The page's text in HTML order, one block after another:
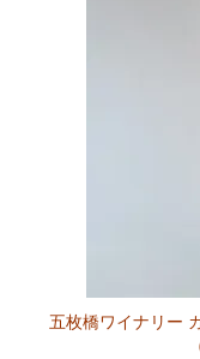
五枚橋ワイナリー